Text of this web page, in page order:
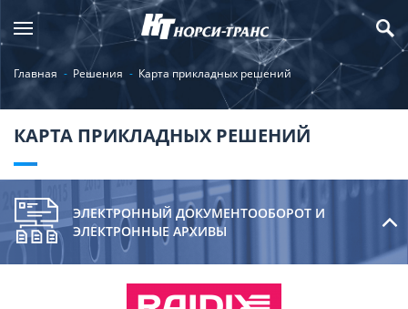
Главная Решения Карта прикладных решений
КАРТА ПРИКЛАДНЫХ РЕШЕНИЙ
ЭЛЕКТРОННЫЙ ДОКУМЕНТООБОРОТ И
ЭЛЕКТРОННЫЕ АРХИВЫ